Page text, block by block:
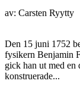
av: Carsten Ryytty
Den 15 juni 1752
fysikern Benjamin
gick han ut med en
konstruerade...